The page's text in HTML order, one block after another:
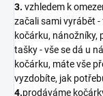
3. vzhledem k
začali sami vyrábět
kočárku, nánožníky,
tašky - vše se dá u
kočárku, máte vše
vyzdobíte, jak
4.prodáváme